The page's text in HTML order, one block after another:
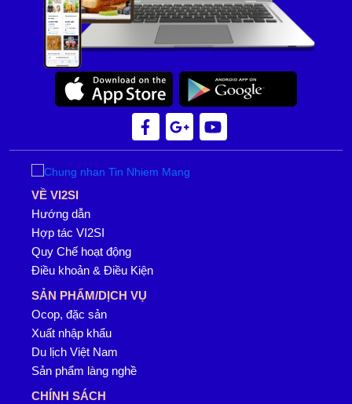
VỀ VI2SI
Hướng dẫn
Hợp tác VI2SI
Quy Chế hoạt động
Điều khoản & Điều Kiện
SẢN PHẨM/DỊCH VỤ
Ocop, đặc sản
Xuất nhập khẩu
Du lịch Việt Nam
Sản phẩm làng nghề
CHÍNH SÁCH